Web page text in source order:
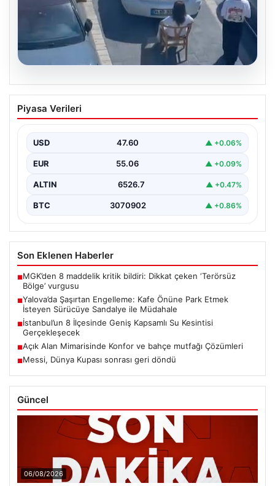
05.08.2026
Yalova’da Şaşırtan Engelleme: Kafe
Önüne Park Etmek İsteyen Sürücüye
Yalova'da yaşanan sıra dışı bir olay, gündeme damgasını
Piyasa Verileri
USD 47.60 ▲ +0.06%
EUR 55.06 ▲ +0.09%
ALTIN 6526.7 ▲ +0.47%
BTC 3070902 ▲ +0.86%
Son Eklenen Haberler
■MGK’den 8 maddelik kritik bildiri: Dikkat çeken ‘Terörsüz
Bölge’ vurgusu
■Yalova’da Şaşırtan Engelleme: Kafe Önüne Park Etmek
İsteyen Sürücüye Sandalye ile Müdahale
■İstanbul’un 8 İlçesinde Geniş Kapsamlı Su Kesintisi
Gerçekleşecek
■Açık Alan Mimarisinde Konfor ve bahçe mutfağı Çözümleri
■Messi, Dünya Kupası sonrası geri döndü
Güncel
06/08/2026